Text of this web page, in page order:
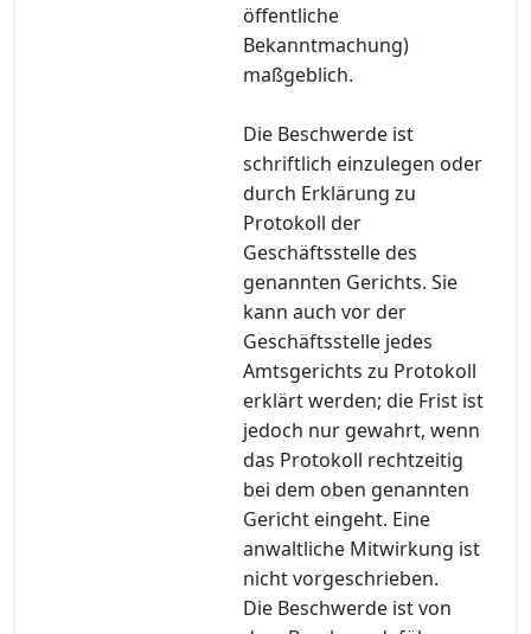
öffentliche
Bekanntmachung)
maßgeblich.
Die Beschwerde ist
schriftlich einzulegen oder
durch Erklärung zu
Protokoll der
Geschäftsstelle des
genannten Gerichts. Sie
kann auch vor der
Geschäftsstelle jedes
Amtsgerichts zu Protokoll
erklärt werden; die Frist ist
jedoch nur gewahrt, wenn
das Protokoll rechtzeitig
bei dem oben genannten
Gericht eingeht. Eine
anwaltliche Mitwirkung ist
nicht vorgeschrieben.
Die Beschwerde ist von